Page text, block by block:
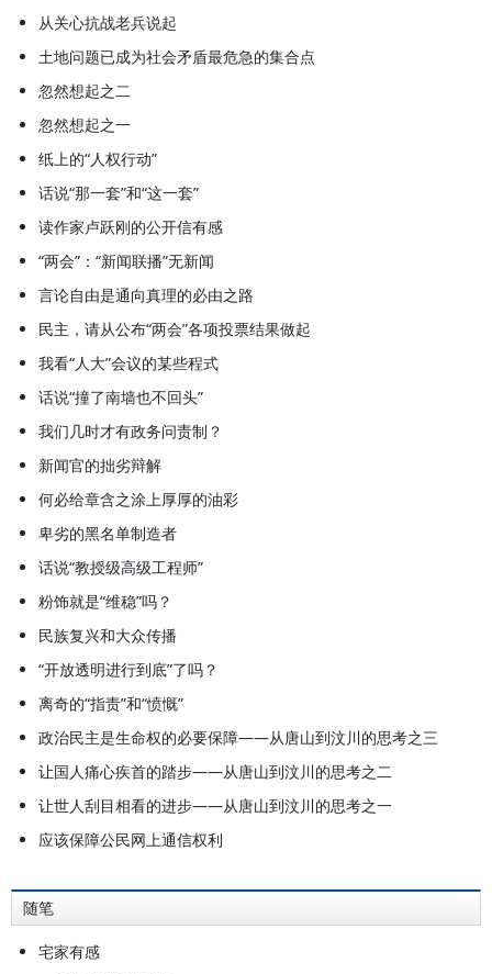
从关心抗战老兵说起
土地问题已成为社会矛盾最危急的集合点
忽然想起之二
忽然想起之一
纸上的“人权行动”
话说“那一套”和“这一套”
读作家卢跃刚的公开信有感
“两会”：“新闻联播”无新闻
言论自由是通向真理的必由之路
民主，请从公布“两会”各项投票结果做起
我看“人大”会议的某些程式
话说“撞了南墙也不回头”
我们几时才有政务问责制？
新闻官的拙劣辩解
何必给章含之涂上厚厚的油彩
卑劣的黑名单制造者
话说“教授级高级工程师”
粉饰就是“维稳”吗？
民族复兴和大众传播
“开放透明进行到底”了吗？
离奇的“指责”和“愤慨”
政治民主是生命权的必要保障——从唐山到汶川的思考之三
让国人痛心疾首的踏步——从唐山到汶川的思考之二
让世人刮目相看的进步——从唐山到汶川的思考之一
应该保障公民网上通信权利
随笔
宅家有感